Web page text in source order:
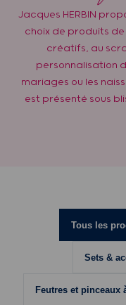
Jacques HERBIN
choix de produits de
créatifs, au
personnalisation
mariages ou les
est présenté sous
Tous les
Sets &
Feutres et pinceaux